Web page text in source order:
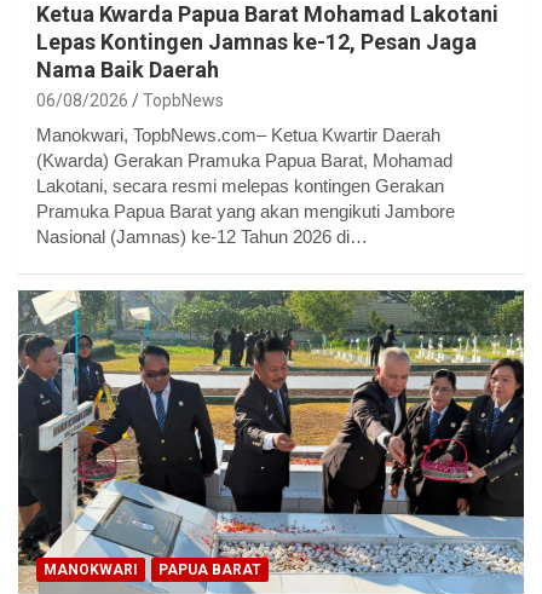
Ketua Kwarda Papua Barat Mohamad Lakotani
Lepas Kontingen Jamnas ke-12, Pesan Jaga
Nama Baik Daerah
06/08/2026 TopbNews
Manokwari, TopbNews.com– Ketua Kwartir Daerah
(Kwarda) Gerakan Pramuka Papua Barat, Mohamad
Lakotani, secara resmi melepas kontingen Gerakan
Pramuka Papua Barat yang akan mengikuti Jambore
Nasional (Jamnas) ke-12 Tahun 2026 di…
MANOKWARI PAPUA BARAT